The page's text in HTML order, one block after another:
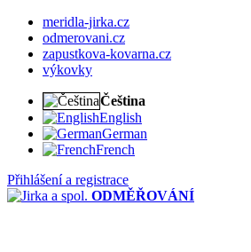
meridla-jirka.cz
odmerovani.cz
zapustkova-kovarna.cz
výkovky
Čeština
English
German
French
Přihlášení a registrace
ODMĚŘOVÁNÍ